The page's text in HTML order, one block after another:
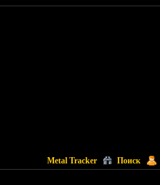
Metal Tracker Поиск